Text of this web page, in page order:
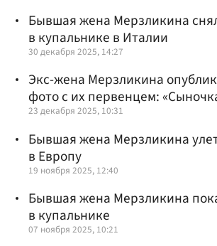
Бывшая жена Мерзликина
в купальнике в Италии
30 декабря 2025, 14:27
Экс-жена Мерзликина
фото с их первенцем:
23 декабря 2025, 10:31
Бывшая жена Мерзликина
в Европу
19 ноября 2025, 12:40
Бывшая жена Мерзликина
в купальнике
07 ноября 2025, 10:21